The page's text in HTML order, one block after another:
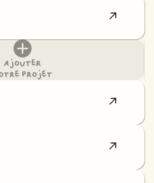
Ajouter
projet